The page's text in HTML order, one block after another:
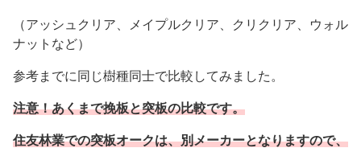
（アッシュクリア、メイプルクリア、クリクリア、ウォル
ナットなど）
参考までに同じ樹種同士で比較してみました。
注意！あくまで挽板と突板の比較です。
住友林業での突板オークは、別メーカーとなりますので、